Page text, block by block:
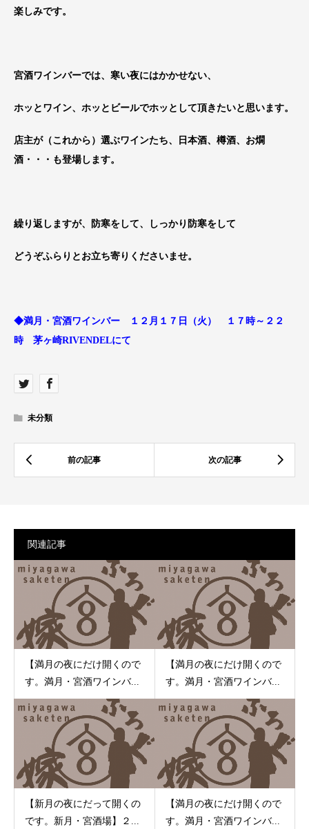
楽しみです。
宮酒ワインバーでは、寒い夜にはかかせない、
ホッとワイン、ホッとビールでホッとして頂きたいと思います。
店主が（これから）選ぶワインたち、日本酒、樽酒、お燗
酒・・・も登場します。
繰り返しますが、防寒をして、しっかり防寒をして
どうぞふらりとお立ち寄りくださいませ。
◆満月・宮酒ワインバー １２月１７日（火） １７時～２２
時 茅ヶ崎RIVENDELにて
未分類
関連記事
【満月の夜にだけ開くので
す。満月・宮酒ワインバ...
【満月の夜にだけ開くので
す。満月・宮酒ワインバ...
【新月の夜にだって開くの
です。新月・宮酒場】２...
【満月の夜にだけ開くので
す。満月・宮酒ワインバ...